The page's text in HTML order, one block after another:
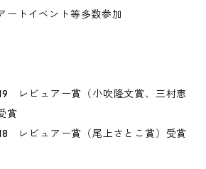
ートイベント等多数参加
レビュアー賞（小吹隆文賞、三村恵
賞
レビュアー賞（尾上さとこ賞）受賞